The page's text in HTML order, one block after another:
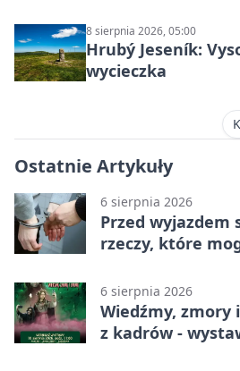
8 sierpnia 2026, 05:00
Hrubý Jeseník:
wycieczka
Ostatnie Artykuły
6 sierpnia 2026
Przed wyjazdem
rzeczy, które
6 sierpnia 2026
Wiedźmy, zmory
z kadrów -